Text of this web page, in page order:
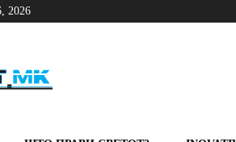
2026